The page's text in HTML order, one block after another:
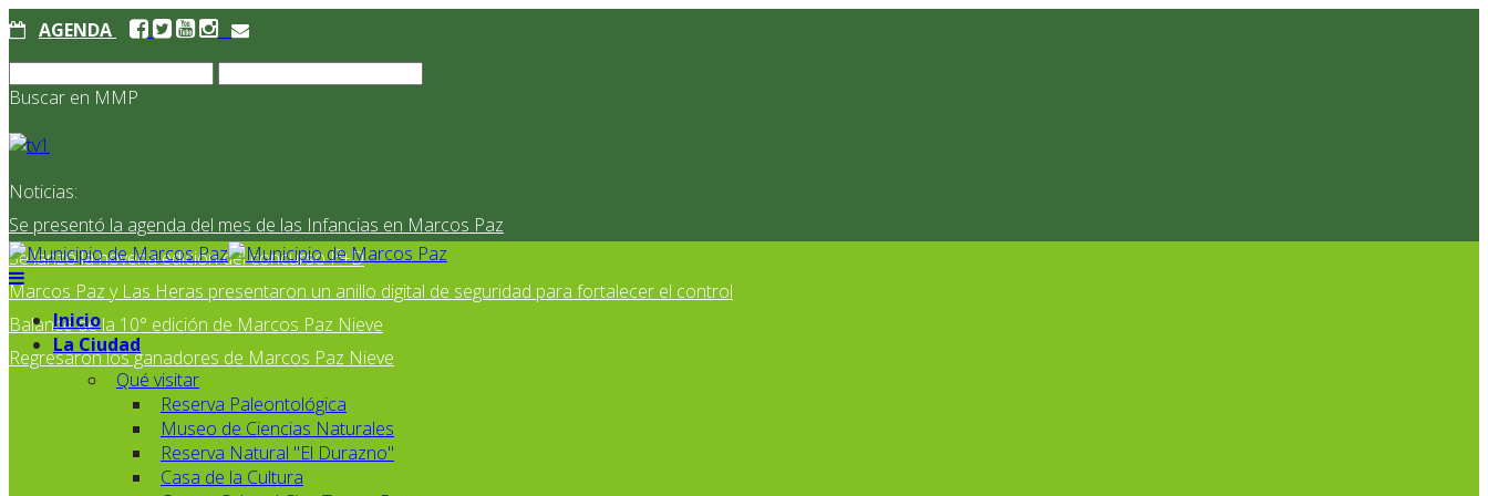
AGENDA
Buscar en MMP
Noticias:
Se presentó la agenda del mes de las Infancias en Marcos Paz
Se lanzó la novena edición del concurso I²+D
Marcos Paz y Las Heras presentaron un anillo digital de seguridad para fortalecer el control
Balance de la 10° edición de Marcos Paz Nieve
Regresaron los ganadores de Marcos Paz Nieve
Inicio
La Ciudad
Qué visitar
Reserva Paleontológica
Museo de Ciencias Naturales
Reserva Natural "El Durazno"
Casa de la Cultura